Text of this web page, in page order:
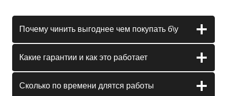
Почему чинить выгоднее чем покупать б\у
Какие гарантии и как это работает
Сколько по времени длятся работы